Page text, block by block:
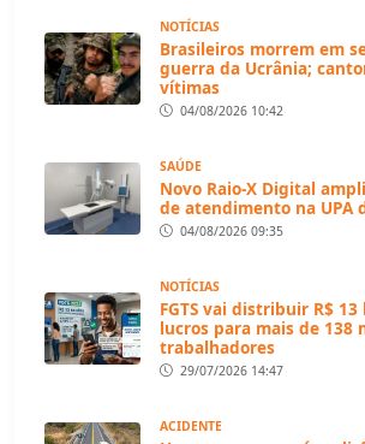
NOTÍCIAS
Brasileiros morrem em
guerra da Ucrânia;
vítimas
04/08/2026 10:42
SAÚDE
Novo Raio-X Digital
de atendimento na UPA
04/08/2026 09:35
NOTÍCIAS
FGTS vai distribuir R$
lucros para mais de 138
trabalhadores
29/07/2026 14:47
ACIDENTE